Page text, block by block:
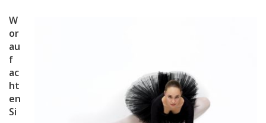
W
or
au
f
ac
ht
en
Si